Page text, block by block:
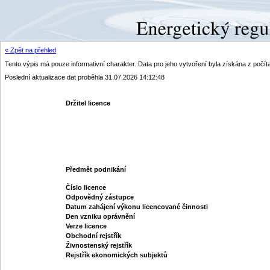
« Zpět na přehled
Tento výpis má pouze informativní charakter. Data pro jeho vytvoření byla získána z
Poslední aktualizace dat proběhla 31.07.2026 14:12:48
Držitel licence
Předmět podnikání
Číslo licence
Odpovědný zástupce
Datum zahájení výkonu licencované činnosti
Den vzniku oprávnění
Verze licence
Obchodní rejstřík
Živnostenský rejstřík
Rejstřík ekonomických subjektů